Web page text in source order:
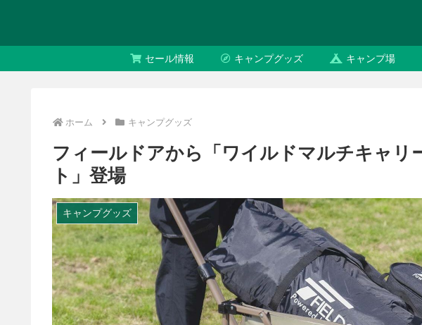
セール情報 キャンプグッズ キャンプ場
ホーム キャンプグッズ
フィールドアから「ワイルドマルチキャリ
ト」登場
キャンプグッズ